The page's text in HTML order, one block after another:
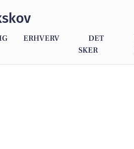
ERHVERV
DET
SKER